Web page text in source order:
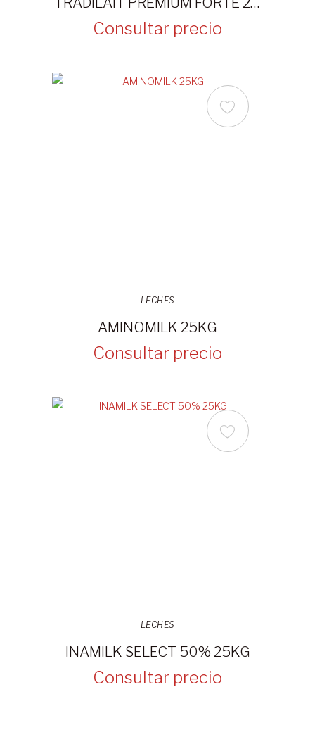
Consultar precio
LECHES
AMINOMILK 25KG
Consultar precio
LECHES
INAMILK SELECT 50% 25KG
Consultar precio